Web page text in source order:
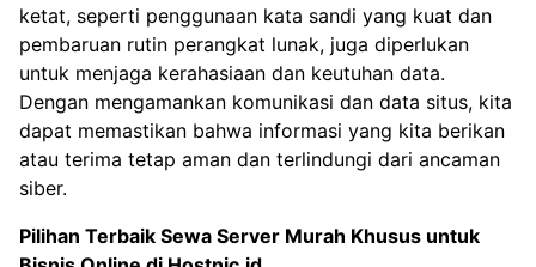
ketat, seperti penggunaan kata sandi yang kuat dan
pembaruan rutin perangkat lunak, juga diperlukan
untuk menjaga kerahasiaan dan keutuhan data.
Dengan mengamankan komunikasi dan data situs, kita
dapat memastikan bahwa informasi yang kita berikan
atau terima tetap aman dan terlindungi dari ancaman
siber.
Pilihan Terbaik Sewa Server Murah Khusus untuk